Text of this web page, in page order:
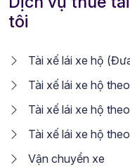
tôi
Tài xế lái xe hộ
Tài xế lái xe hộ
Tài xế lái xe hộ
Tài xế lái xe hộ
Vận chuyển xe